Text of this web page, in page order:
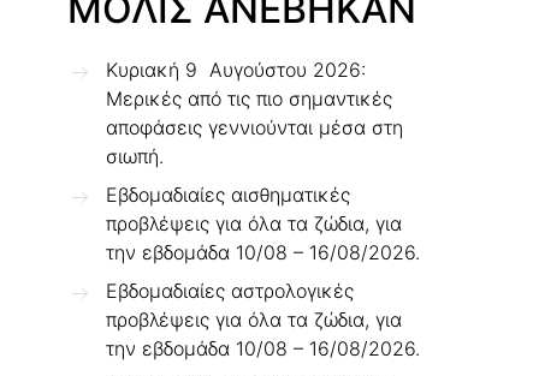
Κυριακή 9 Αυγούστου 2026:
Μερικές από τις πιο σημαντικές
αποφάσεις γεννιούνται μέσα στη
σιωπή.
Εβδομαδιαίες αισθηματικές
προβλέψεις για όλα τα ζώδια, για
την εβδομάδα 10/08 – 16/08/2026.
Εβδομαδιαίες αστρολογικές
προβλέψεις για όλα τα ζώδια, για
την εβδομάδα 10/08 – 16/08/2026.